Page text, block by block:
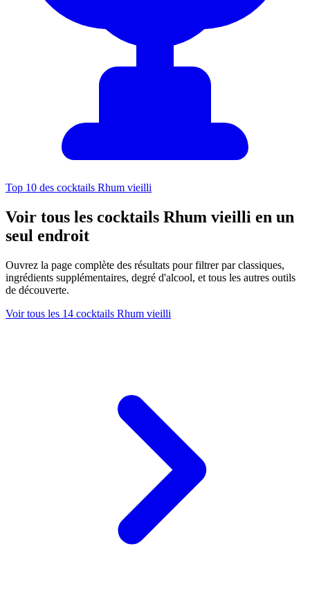
Top 10 des cocktails Rhum vieilli
Voir tous les cocktails Rhum vieilli en un
seul endroit
Ouvrez la page complète des résultats pour filtrer par classiques,
ingrédients supplémentaires, degré d'alcool, et tous les autres outils
de découverte.
Voir tous les 14 cocktails Rhum vieilli